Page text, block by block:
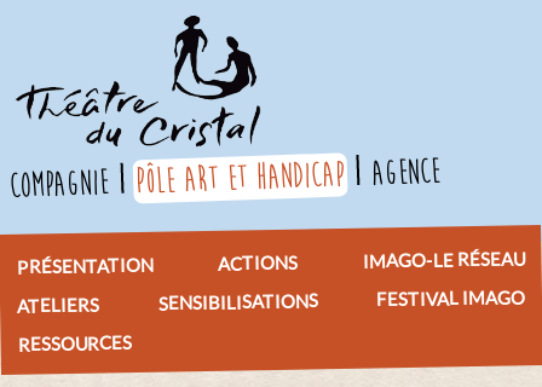
compagnie pôle art et handicap agence
PRÉSENTATION ACTIONS IMAGO-LE RÉSEAU
ATELIERS SENSIBILISATIONS FESTIVAL IMAGO
RESSOURCES